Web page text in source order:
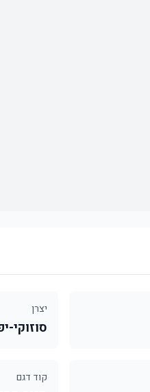
יצרן
סוזוקי-
קוד דגם